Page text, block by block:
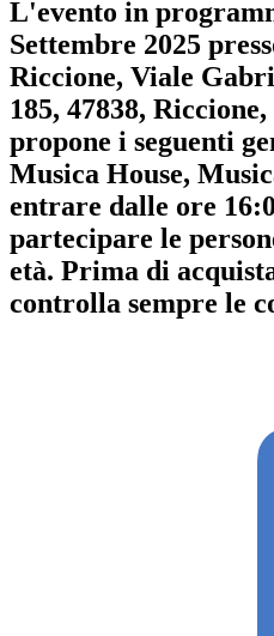
L'evento in
Settembre 2025
Riccione, Viale
185, 47838,
propone i seguenti
Musica House,
entrare dalle ore
partecipare le
età. Prima di
controlla sempre le